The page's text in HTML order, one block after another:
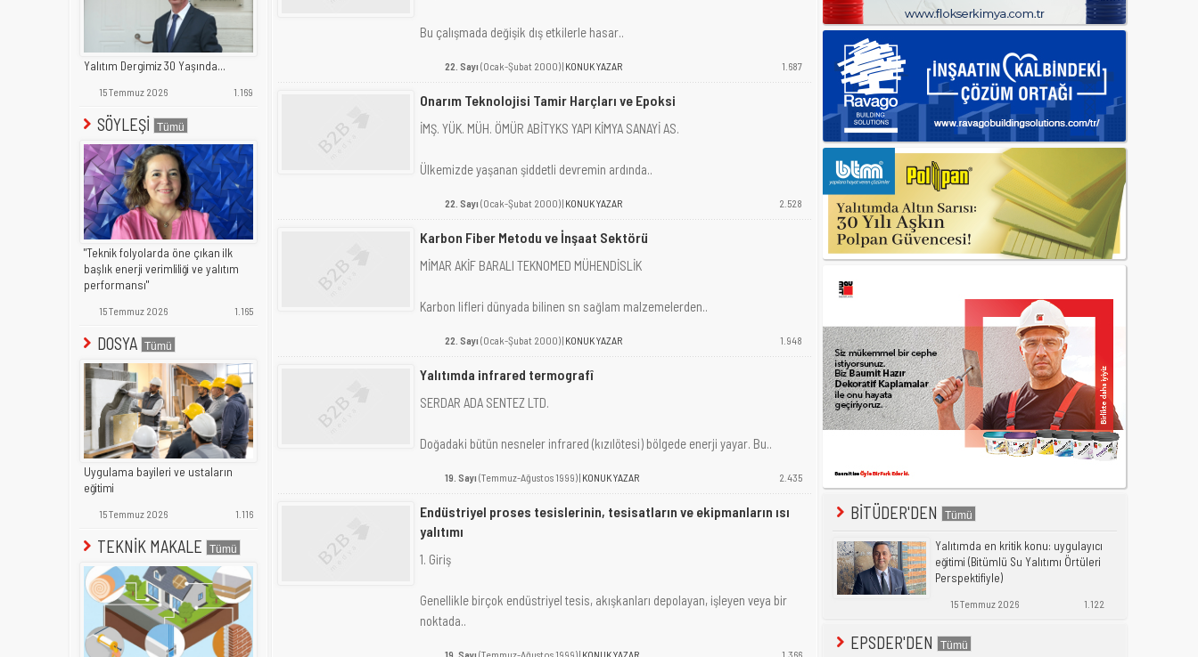
Yalıtım Dergimiz 30 Yaşında...
15 Temmuz 2026 1.169
SÖYLEŞİ
"Teknik folyolarda öne çıkan ilk
başlık enerji verimliliği ve yalıtım
performansı"
15 Temmuz 2026 1.165
DOSYA
Uygulama bayileri ve ustaların
eğitimi
15 Temmuz 2026 1.116
TEKNİK MAKALE
Bu çalışmada değişik dış etkilerle hasar..
22. Sayı (Ocak-Şubat 2000) | KONUK YAZAR 1.687
Onarım Teknolojisi Tamir Harçları ve Epoksi
İMŞ. YÜK. MÜH. ÖMÜR ABİTYKS YAPI KİMYA SANAYİ AS.
Ülkemizde yaşanan şiddetli devremin ardında..
22. Sayı (Ocak-Şubat 2000) | KONUK YAZAR 2.528
Karbon Fiber Metodu ve İnşaat Sektörü
MİMAR AKİF BARALI TEKNOMED MÜHENDİSLİK
Karbon lifleri dünyada bilinen sn sağlam malzemelerden..
22. Sayı (Ocak-Şubat 2000) | KONUK YAZAR 1.948
Yalıtımda infrared termografî
SERDAR ADA SENTEZ LTD.
Doğadaki bütün nesneler infrared (kızılötesi) bölgede enerji yayar. Bu..
19. Sayı (Temmuz-Ağustos 1999) | KONUK YAZAR 2.435
Endüstriyel proses tesislerinin, tesisatların ve ekipmanların ısı
yalıtımı
1. Giriş
Genellikle birçok endüstriyel tesis, akışkanları depolayan, işleyen veya bir
noktada..
19. Sayı (Temmuz-Ağustos 1999) | KONUK YAZAR 1.366
BİTÜDER'DEN
Yalıtımda en kritik konu: uygulayıcı
eğitimi (Bitümlü Su Yalıtımı Örtüleri
Perspektifiyle)
15 Temmuz 2026 1.122
EPSDER'DEN